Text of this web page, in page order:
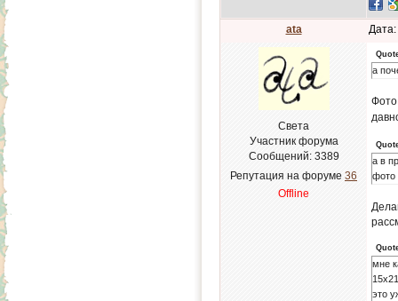
ata
Света
Участник форума
Сообщений: 3389
Репутация на форуме 36
Offline
а
Фото
а в
фото
мне
это